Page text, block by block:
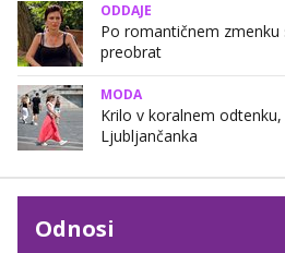
ODDAJE
Po romantičnem zmenku
preobrat
MODA
Krilo v koralnem
Ljubljančanka
Odnosi